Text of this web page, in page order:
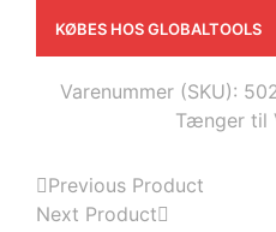
KØBES HOS GLOBALTOOLS
Varenummer (SKU):
Tænger til
Previous Product
Next Product